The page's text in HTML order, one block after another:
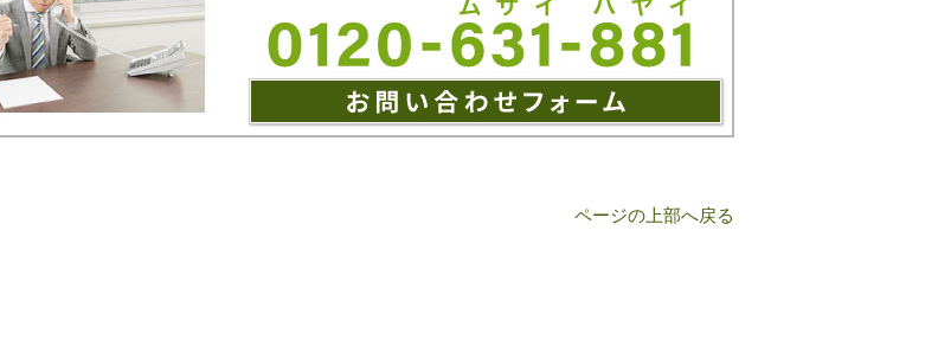
ページの上部へ戻る